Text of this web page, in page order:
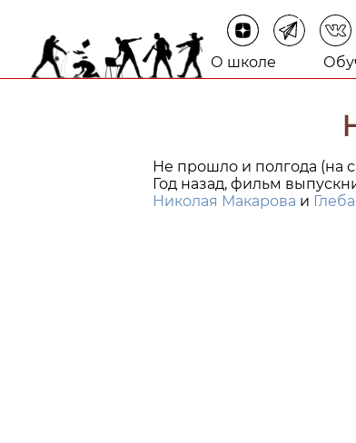
О школе
Не прошло и полгода (на
Год назад, фильм
Николая Макарова и